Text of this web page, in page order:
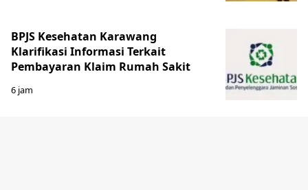
BPJS Kesehatan Karawang
Klarifikasi Informasi Terkait
Pembayaran Klaim Rumah Sakit
6 jam